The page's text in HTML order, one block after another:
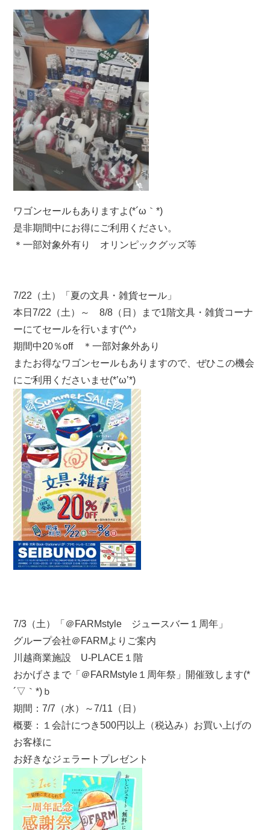
ワゴンセールもありますよ(*´ω｀*)
是非期間中にお得にご利用ください。
＊一部対象外有り オリンピックグッズ等
7/22（土）「夏の文具・雑貨セール」
本日7/22（土）～ 8/8（日）まで1階文具・雑貨コーナ
ーにてセールを行います(^^♪
期間中20％off ＊一部対象外あり
またお得なワゴンセールもありますので、ぜひこの機会
にご利用くださいませ(*’ω’*)
7/3（土）「＠FARMstyle ジュースバー１周年」
グループ会社＠FARMよりご案内
川越商業施設 U-PLACE１階
おかげさまで「＠FARMstyle１周年祭」開催致します(*
´▽｀*)ｂ
期間：7/7（水）～7/11（日）
概要：１会計につき500円以上（税込み）お買い上げの
お客様に
お好きなジェラートプレゼント